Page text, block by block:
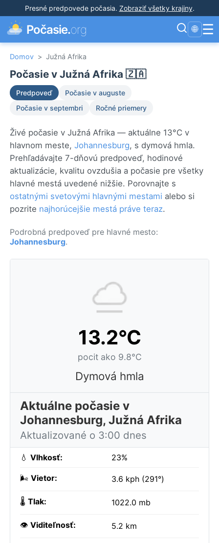
Presné predpovede počasia. Zobraziť všetky krajiny.
Počasie.org 🌐 ☰
Domov > Južná Afrika
Počasie v Južná Afrika 🇿🇦
Predpoveď
Počasie v auguste
Počasie v septembri
Ročné priemery
Živé počasie v Južná Afrika — aktuálne 13°C v
hlavnom meste, Johannesburg, s dymová hmla.
Prehľadávajte 7-dňovú predpoveď, hodinové
aktualizácie, kvalitu ovzdušia a počasie pre všetky
hlavné mestá uvedené nižšie. Porovnajte s
ostatnými svetovými hlavnými mestami alebo si
pozrite najhorúcejšie mestá práve teraz.
Podrobná predpoveď pre hlavné mesto:
Johannesburg.
13.2°C
pocit ako 9.8°C
Dymová hmla
Aktuálne počasie v
Johannesburg, Južná Afrika
Aktualizované o 3:00 dnes
💧 Vlhkosť: 23%
🌬️ Vietor: 3.6 kph (291°)
🌡️ Tlak: 1022.0 mb
👁️ Viditeľnosť: 5.2 km